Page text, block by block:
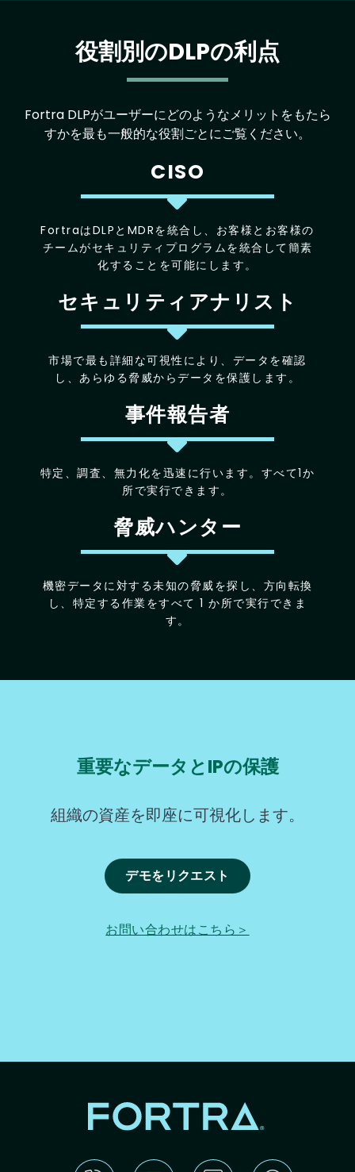
役割別のDLPの利点
Fortra DLPがユーザーにどのようなメリットをもたら
すかを最も一般的な役割ごとにご覧ください。
CISO
FortraはDLPとMDRを統合し、お客様とお客様の
チームがセキュリティプログラムを統合して簡素
化することを可能にします。
セキュリティアナリスト
市場で最も詳細な可視性により、データを確認
し、あらゆる脅威からデータを保護します。
事件報告者
特定、調査、無力化を迅速に行います。すべて1か
所で実行できます。
脅威ハンター
機密データに対する未知の脅威を探し、方向転換
し、特定する作業をすべて 1 か所で実行できま
す。
重要なデータとIPの保護
組織の資産を即座に可視化します。
デモをリクエスト
お問い合わせはこちら＞